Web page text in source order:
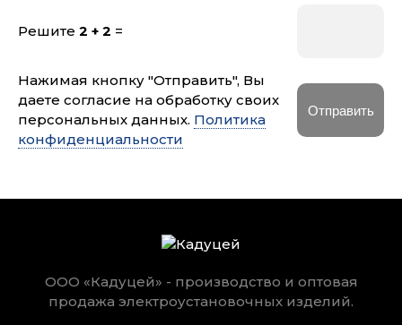
Решите 2 + 2 =
Нажимая кнопку "Отправить", Вы
даете согласие на обработку своих
персональных данных. Политика
конфиденциальности
ООО «Кадуцей» - производство и оптовая
продажа электроустановочных изделий.